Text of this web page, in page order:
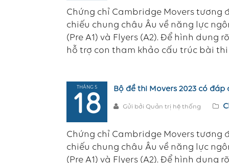
Chứng chỉ Cambridge Movers tương
chiếu chung châu Âu về năng lực
(Pre A1) và Flyers (A2). Để hình
hỗ trợ con tham khảo cấu trúc bài thi
THÁNG 5
18
Bộ đề thi Movers 2023 có đáp
Gửi bởi Quản trị hệ thống
Chứng chỉ Cambridge Movers tương
chiếu chung châu Âu về năng lực
(Pre A1) và Flyers (A2). Để hình